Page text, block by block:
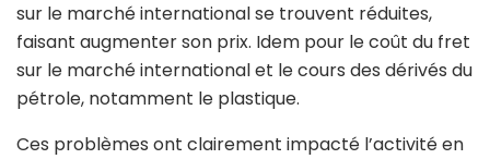
sur le marché international se trouvent réduites,
faisant augmenter son prix. Idem pour le coût du fret
sur le marché international et le cours des dérivés du
pétrole, notamment le plastique.
Ces problèmes ont clairement impacté l’activité en